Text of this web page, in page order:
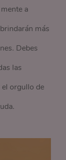
a
más
Debes
las
el orgullo de